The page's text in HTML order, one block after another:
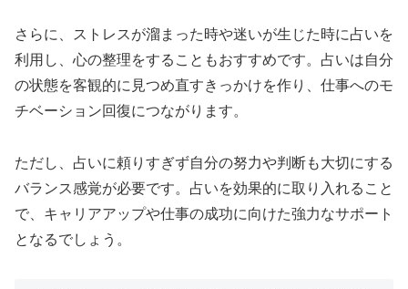
さらに、ストレスが溜まった時や迷いが生じた時に占いを
利用し、心の整理をすることもおすすめです。占いは自分
の状態を客観的に見つめ直すきっかけを作り、仕事へのモ
チベーション回復につながります。
ただし、占いに頼りすぎず自分の努力や判断も大切にする
バランス感覚が必要です。占いを効果的に取り入れること
で、キャリアアップや仕事の成功に向けた強力なサポート
となるでしょう。